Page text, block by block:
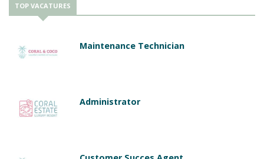
TOP VACATURES
Maintenance Technician
Administrator